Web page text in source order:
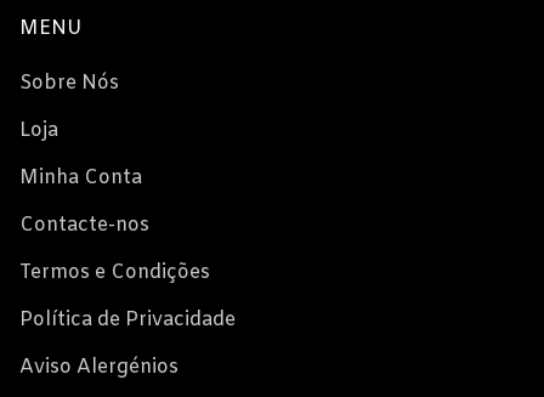
MENU
Sobre Nós
Loja
Minha Conta
Contacte-nos
Termos e Condições
Política de Privacidade
Aviso Alergénios